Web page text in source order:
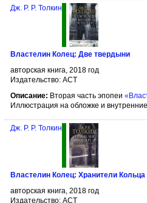
Дж. Р. Р. Толкин
Властелин Колец: Две твердыни
авторская книга, 2018 год
Издательство: АСТ
Описание: Вторая часть эпопеи
Иллюстрация на обложке и
Дж. Р. Р. Толкин
Властелин Колец: Хранители Кольца
авторская книга, 2018 год
Издательство: АСТ